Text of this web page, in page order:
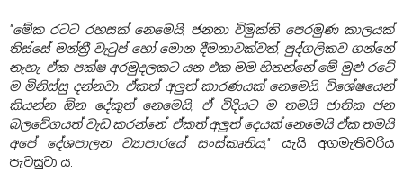
"මේක රටට රහසක් නෙමෙයි, ජනතා විමුක්ති පෙරමුණ කාලයක්
තිස්සේ මන්ත්‍රී වැටුප් හෝ මොන දීමනාවක්වත්, පුද්ගලිකව ගන්නේ
නැහැ. ඒක පක්ෂ අරමුදලකට යන එක මම හිතන්නේ මේ මුළු රටේ
ම මිනිස්සු දන්නවා. ඒකත් අලුත් කාරණයක් නෙමෙයි, විශේෂයෙන්
කියන්න ඕන දේකුත් නෙමෙයි, ඒ විදියට ම තමයි ජාතික ජන
බලවේගයත් වැඩ කරන්නේ. ඒකත් අලුත් දෙයක් නෙමෙයි ඒක තමයි
අපේ දේශපාලන ව්‍යාපාරයේ සංස්කෘතිය,"යැයි අගමැතිවරිය
පැවසුවා ය.